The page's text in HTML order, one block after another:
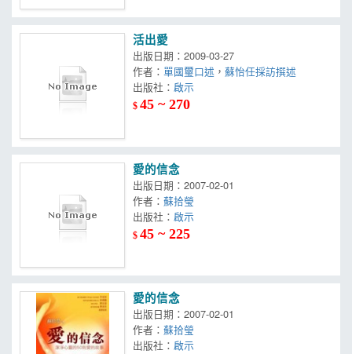
活出愛
出版日期：2009-03-27
作者：單國璽口述 ，蘇怡任採訪撰述
出版社：
$45 ~ 270
愛的信念
出版日期：2007-02-01
作者：蘇拾瑩
出版社：
$45 ~ 225
愛的信念
出版日期：2007-02-01
作者：蘇拾瑩
出版社：啟示